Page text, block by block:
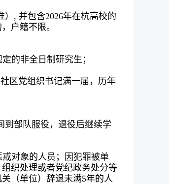
, 并包含2026年在杭高校的
户籍不限。
的非全日制研究生；
区党组织书记满一届，历年
到部队服役，退役后继续学
对象的人员；因犯罪被单
织处理或者党纪政务处分等
（单位）辞退未满5年的人